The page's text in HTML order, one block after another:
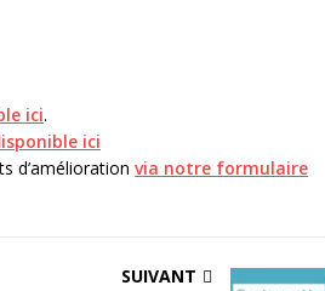
ici.
ici
d’amélioration via notre formulaire
SUIVANT